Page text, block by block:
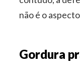
não é o
Gordura